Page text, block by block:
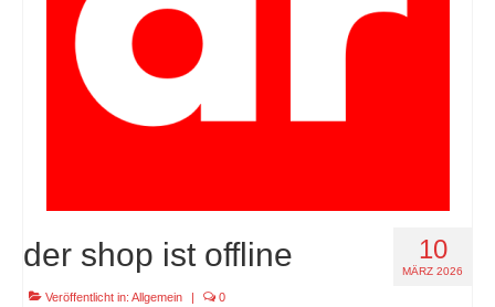
10
MÄRZ 2026
der shop ist offline
Veröffentlicht in: Allgemein 0